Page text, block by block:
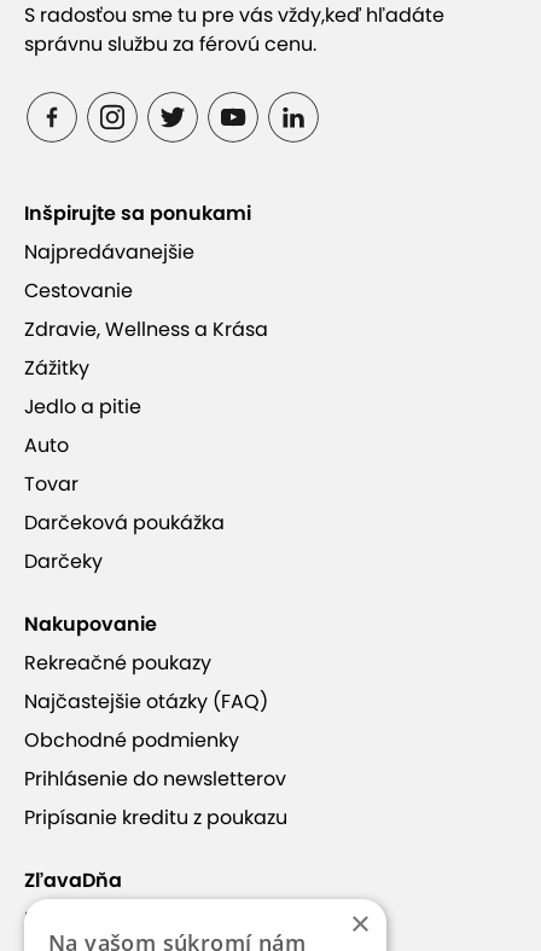
S radosťou sme tu pre vás vždy,keď hľadáte
správnu službu za férovú cenu.
Inšpirujte sa ponukami
Najpredávanejšie
Cestovanie
Zdravie, Wellness a Krása
Zážitky
Jedlo a pitie
Auto
Tovar
Darčeková poukážka
Darčeky
Nakupovanie
Rekreačné poukazy
Najčastejšie otázky (FAQ)
Obchodné podmienky
Prihlásenie do newsletterov
Pripísanie kreditu z poukazu
ZľavaDňa
Náš príbeh
×
Na vašom súkromí nám